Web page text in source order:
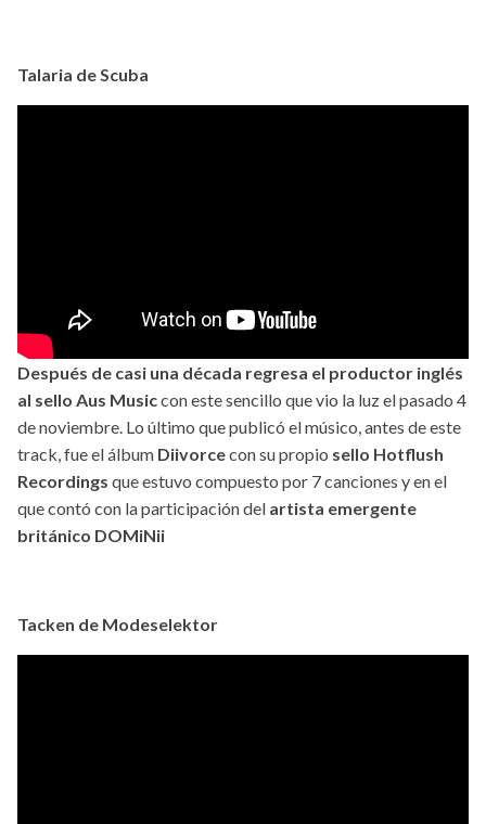
Talaria de Scuba
Después de casi una década regresa el productor inglés
al sello Aus Musiccon este sencillo que vio la luz el pasado 4
de noviembre. Lo último que publicó el músico, antes de este
track, fue el álbum Diivorcecon su propio sello Hotflush
Recordings que estuvo compuesto por 7 canciones y en el
que contó con la participación del artista emergente
británico DOMiNii
Tacken de Modeselektor